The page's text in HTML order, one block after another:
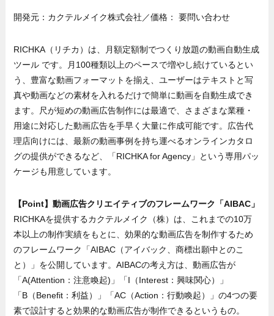
開発元：カクテルメイク株式会社／価格： 要問い合わせ
RICHKA（リチカ）は、月額定額制でつくり放題の動画自動生成
ツール です。月100種類以上のペースで増やし続けているとい
う、豊富な動画フォーマットを揃え、ユーザーはテキストと写
真や動画などの素材を入れるだけで簡単に動画を自動生成でき
ます。尺が短めの動画広告制作には最適で、さまざまな業種・
用途に対応した動画広告を手早く大量に作成可能です。広告代
理店向けには、最新の動画事例を持ち運べるオンラインカタロ
グの提供ができるなど、「RICHKA for Agency」という専用パッ
ケージも用意しています。
【Point】動画広告クリエイティブのフレームワーク「AIBAC」
RICHKAを提供するカクテルメイク（株）は、これまでの10万
本以上の制作実績をもとに、効果的な動画広告を制作するため
のフレームワーク「AIBAC（アイバック、商標出願中とのこ
と）」を公開しています。AIBACの考え方は、動画広告が
「A(Attention：注意喚起)」「I（Interest：興味関心）」
「B（Benefit：利益）」「AC（Action：行動喚起）」の4つの要
素で設計すると効果的な動画広告が制作できるというもの。